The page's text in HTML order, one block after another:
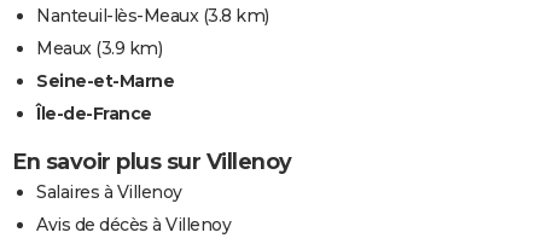
Nanteuil-lès-Meaux(3.8 km)
Meaux(3.9 km)
Seine-et-Marne
Île-de-France
En savoir plus sur Villenoy
Salaires à Villenoy
Avis de décès à Villenoy